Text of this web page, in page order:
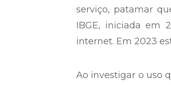
serviço, patamar
IBGE, iniciada em
internet. Em 2023
Ao investigar o uso